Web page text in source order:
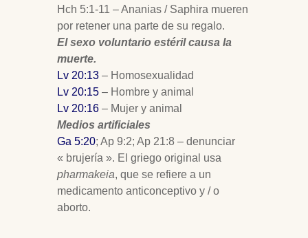
Hch 5:1-11 – Ananias / Saphira mueren
por retener una parte de su regalo.
El sexo voluntario estéril causa la
muerte.
Lv 20:13 – Homosexualidad
Lv 20:15 – Hombre y animal
Lv 20:16 – Mujer y animal
Medios artificiales
Ga 5:20; Ap 9:2; Ap 21:8 – denunciar
« brujería ». El griego original usa
pharmakeia, que se refiere a un
medicamento anticonceptivo y / o
aborto.